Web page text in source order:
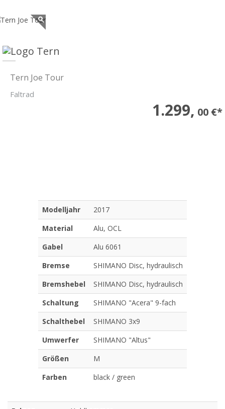
Tern Joe Tour
Faltrad
1.299, 00 €*
Modelljahr
2017
Material
Alu, OCL
Gabel
Alu 6061
Bremse
SHIMANO Disc, hydraulisch
Bremshebel
SHIMANO Disc, hydraulisch
Schaltung
SHIMANO "Acera" 9-fach
Schalthebel
SHIMANO 3x9
Umwerfer
SHIMANO "Altus"
Größen
M
Farben
black / green